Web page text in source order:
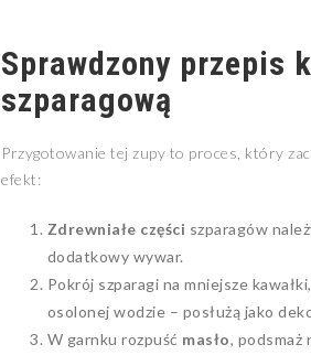
Sprawdzony przepis
szparagową
Przygotowanie tej zupy to proces, który
efekt:
Zdrewniałe części szparagów
dodatkowy wywar.
Pokrój szparagi na mniejsze
osolonej wodzie – posłużą jako
W garnku rozpuść masło, podsmaż